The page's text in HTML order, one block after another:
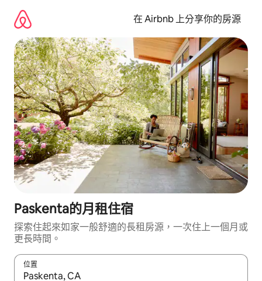
在 Airbnb 上分享你的房源
Paskenta的月租住宿
探索住起來如家一般舒適的長租房源，一次住上一個月或
更長時間。
位置
如有搜尋結果，瀏覽內容時請使用上下箭頭，或輕點、滑動裝置。